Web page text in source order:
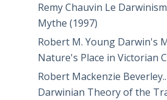
Remy Chauvin Le
Mythe (1997)
Robert M. Young Darwin's
Nature's Place in Victorian
Robert Mackenzie
Darwinian Theory of the